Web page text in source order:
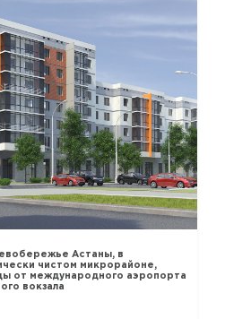
Астаны, в
чистом микрорайоне,
от международного аэропорта
вокзала